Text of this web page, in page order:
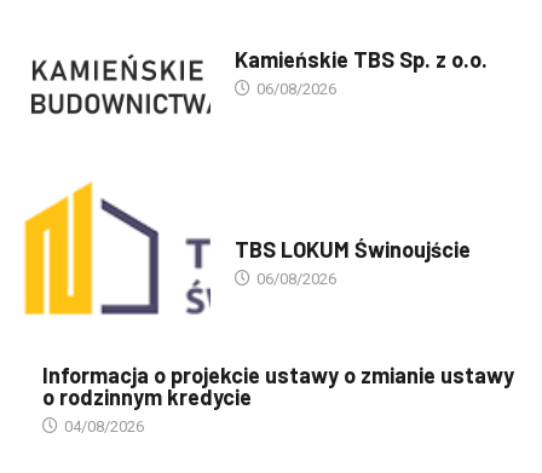
Kamieńskie TBS Sp. z o.o.
06/08/2026
TBS LOKUM Świnoujście
06/08/2026
Informacja o projekcie ustawy o zmianie ustawy
o rodzinnym kredycie
04/08/2026